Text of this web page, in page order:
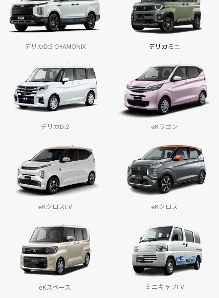
2025.4.1
『デリカD:5』の価格を改定しました。
アジアクロスカントリーラリー2025に参戦
2025.3.20
コンパクトSUV『エクスフォース』のHEVモデルをタイで世界初披
露
2025.2.13
改良しました。
2025.2.6
浦和レッズの渡邊選手に『アウトランダー』を贈呈しました。
2025.1.9
ナンバーワンを獲得
2025.1.7
東京オートサロン2025に『トライトン』のカスタムカーなど参考出
2024.12.5
デリカD:5 CHAMONIX デリカミニ
デリカD:2 eKワゴン
eKクロスEV eKクロス
eKスペース ミニキャブEV